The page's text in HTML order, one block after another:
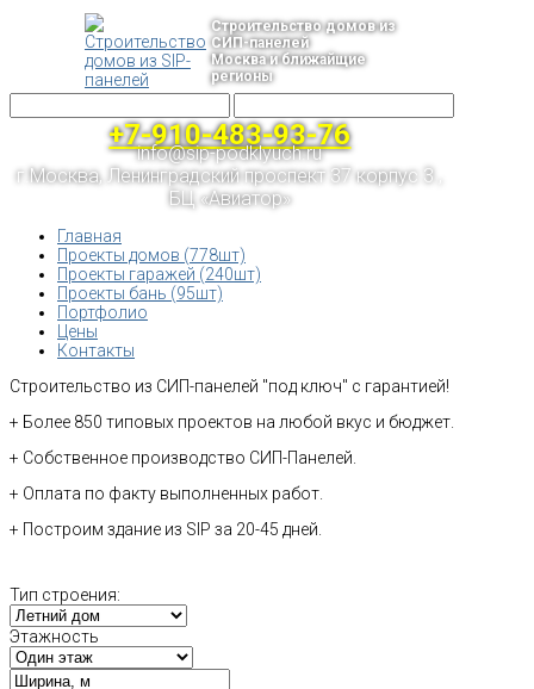
Строительство домов из
СИП-панелей
Москва и ближайщие
регионы
+7-910-483-93-76
info@sip-podklyuch.ru
г.Москва, Ленинградский проспект 37 корпус 3 ,
БЦ «Авиатор»
Главная
Проекты домов (778шт)
Проекты гаражей (240шт)
Проекты бань (95шт)
Портфолио
Цены
Контакты
Строительство из СИП-панелей "под ключ" с гарантией!
+ Более 850 типовых проектов на любой вкус и бюджет.
+ Собственное производство СИП-Панелей.
+ Оплата по факту выполненных работ.
+ Построим здание из SIP за 20-45 дней.
Тип строения:
Этажность